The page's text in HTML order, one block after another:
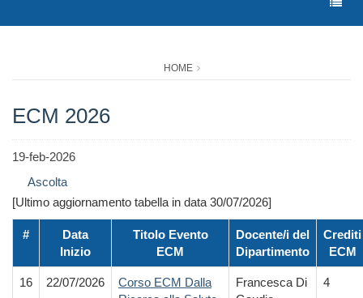
HOME
ECM 2026
19-feb-2026
Ascolta
[Ultimo aggiornamento tabella in data 30/07/2026]
#
Data
Inizio
Titolo Evento
ECM
Docente/i del
Dipartimento
Crediti
ECM
16 22/07/2026
Corso ECM Dalla
Francesca Di
4